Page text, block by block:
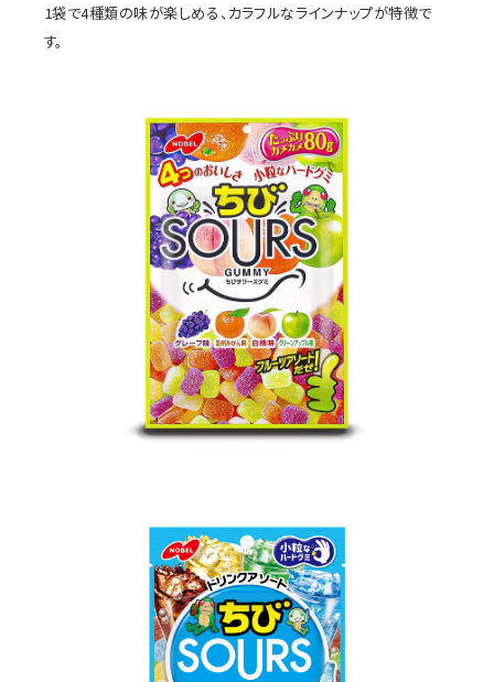
1袋で4種類の味が楽しめる、カラフルなラインナップが特徴で
す。